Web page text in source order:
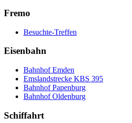
Fremo
Besuchte-Treffen
Eisenbahn
Bahnhof Emden
Emslandstrecke KBS 395
Bahnhof Papenburg
Bahnhof Oldenburg
Schiffahrt